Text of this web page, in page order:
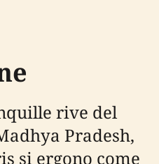
rive del
Pradesh,
si ergono come